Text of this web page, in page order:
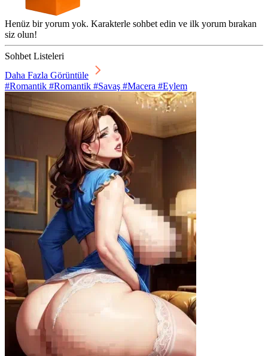
Henüz bir yorum yok. Karakterle sohbet edin ve ilk yorum bırakan
siz olun!
Sohbet Listeleri
Daha Fazla Görüntüle
#Romantik #Romantik #Savaş #Macera #Eylem